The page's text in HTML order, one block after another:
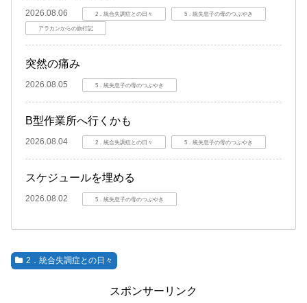
2026.08.06 2．統合失調症との日々 5．統失息子の母のつぶやき
アラカンからの旅行記
突然の痛み
2026.08.05 5．統失息子の母のつぶやき
B型作業所へ行くかも
2026.08.04 2．統合失調症との日々 5．統失息子の母のつぶやき
スケジュールを埋める
2026.08.02 5．統失息子の母のつぶやき
2．統合失調症との日々
スポンサーリンク